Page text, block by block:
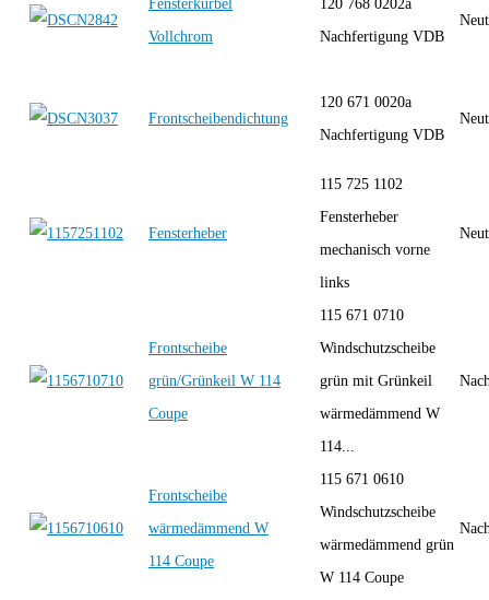
Fensterkurbel
Vollchrom
120 768 0202a
Nachfertigung VDB
Frontscheibendichtung
120 671 0020a
Nachfertigung VDB
Fensterheber
115 725 1102
Fensterheber
mechanisch vorne
links
Frontscheibe
grün/Grünkeil W 114
Coupe
115 671 0710
Windschutzscheibe
grün mit Grünkeil
wärmedämmend W
114...
Frontscheibe
wärmedämmend W
114 Coupe
115 671 0610
Windschutzscheibe
wärmedämmend grün
W 114 Coupe